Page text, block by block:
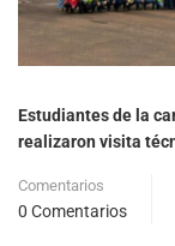
Estudiantes de la
realizaron visita
Comentarios
0 Comentarios